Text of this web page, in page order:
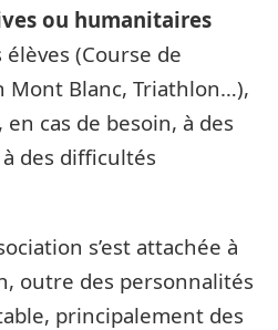
ou humanitaires
(Course de
Mont Blanc, Triathlon…),
en cas de besoin, à des
des difficultés
s’est attachée à
outre des personnalités
principalement des